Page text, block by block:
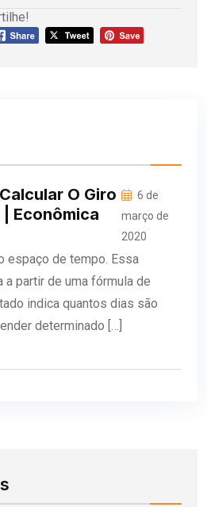
O Giro
| Econômica
6 de
março de
2020
espaço de tempo. Essa
a partir de uma fórmula de
indica quantos dias são
determinado […]